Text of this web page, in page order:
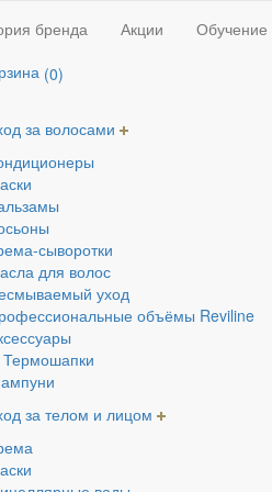
бренда Акции Обучение
(0)
за волосами
сыворотки
для волос
уход
объёмы Reviline
Термошапки
за телом и лицом